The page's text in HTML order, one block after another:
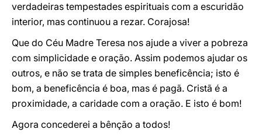
verdadeiras tempestades espirituais com a escuridão
interior, mas continuou a rezar. Corajosa!
Que do Céu Madre Teresa nos ajude a viver a pobreza
com simplicidade e oração. Assim podemos ajudar os
outros, e não se trata de simples beneficência; isto é
bom, a beneficência é boa, mas é pagã. Cristã é a
proximidade, a caridade com a oração. E isto é bom!
Agora concederei a bênção a todos!